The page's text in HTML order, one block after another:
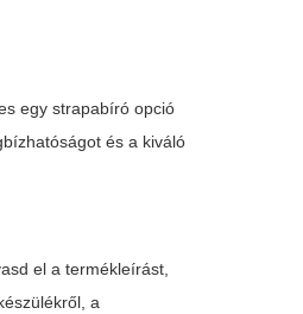
egy strapabíró opció
és a kiváló
el a termékleírást,
a